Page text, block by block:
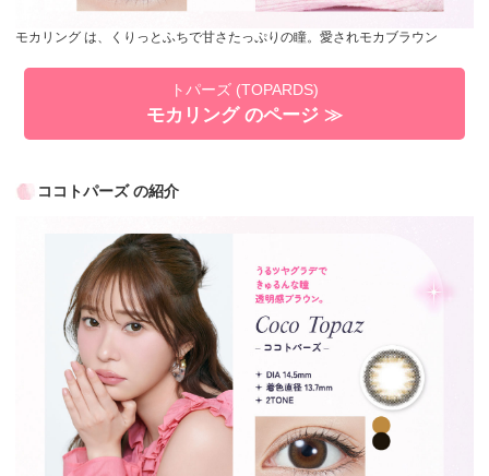
モカリング は、くりっとふちで甘さたっぷりの瞳。愛されモカブラウン
トパーズ (TOPARDS)
モカリング のページ ≫
ココトパーズ の紹介